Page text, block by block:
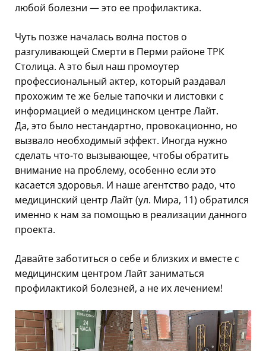
любой болезни — это ее профилактика.
Чуть позже началась волна постов о
разгуливающей Смерти в Перми районе ТРК
Столица. А это был наш промоутер
профессиональный актер, который раздавал
прохожим те же белые тапочки и листовки с
информацией о медицинском центре Лайт.
Да, это было нестандартно, провокационно, но
вызвало необходимый эффект. Иногда нужно
сделать что-то вызывающее, чтобы обратить
внимание на проблему, особенно если это
касается здоровья. И наше агентство радо, что
медицинский центр Лайт (ул. Мира, 11) обратился
именно к нам за помощью в реализации данного
проекта.
Давайте заботиться о себе и близких и вместе с
медицинским центром Лайт заниматься
профилактикой болезней, а не их лечением!